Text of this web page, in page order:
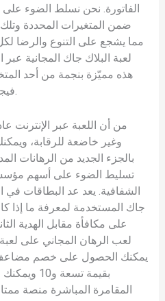
الفاتورة. نحن نسلط الضوء
ضمن المتغيرات المحددة وتلك
مما يشجع على التنوع والرضا
لعبة البلاك جاك المجانية عبر
هذه مميّزة بنجمة من أحد
فيجب عليك الدفع مقابل تجربتها.
وغير خاضعة للرقابة،
بالجزء الجديد من الرهانات
تسليط الضوء على أسهم
الشفافية. يعد عد البطاقات في
جاك المستخدمة لمعرفة ما إذا
على مكافأة مقابل الهدية
لعب الرهان المجاني على
المقامرة المباشرة منصة